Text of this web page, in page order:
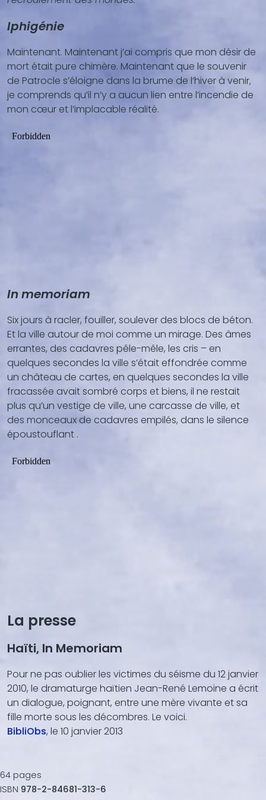
Iphigénie
Maintenant. Maintenant j’ai compris que mon désir de
mort était pure chimère. Maintenant que le souvenir
de Patrocle s’éloigne dans la brume de l’hiver à venir‚
je comprends qu’il n’y a aucun lien entre l’incendie de
mon cœur et l’implacable réalité.
In memoriam
Six jours à racler, fouiller, soulever des blocs de béton.
Et la ville autour de moi comme un mirage. Des âmes
errantes, des cadavres pêle-mêle, les cris – en
quelques secondes la ville s’était effondrée comme
un château de cartes, en quelques secondes la ville
fracassée avait sombré corps et biens, il ne restait
plus qu’un vestige de ville, une carcasse de ville, et
des monceaux de cadavres empilés, dans le silence
époustouflant .
La presse
Haïti, In Memoriam
Pour ne pas oublier les victimes du séisme du 12 janvier
2010, le dramaturge haïtien Jean-René Lemoine a écrit
un dialogue, poignant, entre une mère vivante et sa
fille morte sous les décombres. Le voici.
BibliObs, le 10 janvier 2013
64 pages
ISBN 978-2-84681-313-6